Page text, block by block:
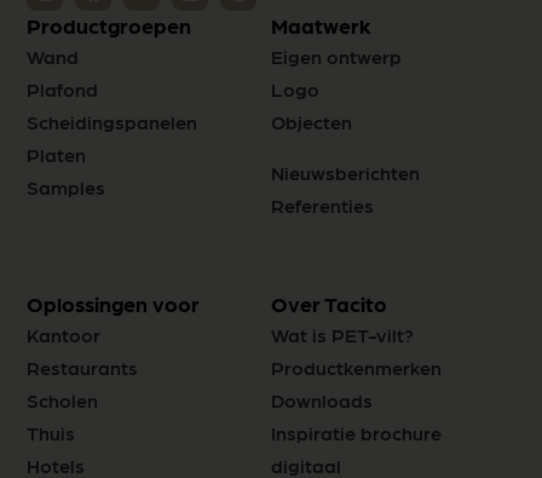
Productgroepen
Wand
Plafond
Scheidingspanelen
Platen
Samples
Maatwerk
Eigen ontwerp
Logo
Objecten
Nieuwsberichten
Referenties
Oplossingen voor
Kantoor
Restaurants
Scholen
Thuis
Hotels
Over Tacito
Wat is PET-vilt?
Productkenmerken
Downloads
Inspiratie brochure
digitaal